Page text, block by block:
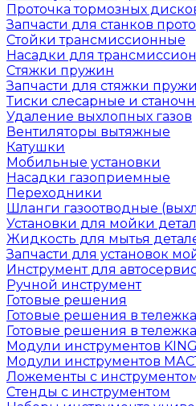
Проточка тормозных
Запчасти для станков
Стойки трансмиссионные
Насадки для
Стяжки пружин
Запчасти для стяжки
Тиски слесарные и
Удаление выхлопных газов
Вентиляторы вытяжные
Катушки
Мобильные установки
Насадки газоприемные
Переходники
Шланги газоотводные
Установки для мойки
Жидкость для мытья
Запчасти для установок
Инструмент для
Ручной инструмент
Готовые решения
Готовые решения в
Готовые решения в
Модули инструментов
Модули инструментов
Ложементы с
Стенды с инструментом